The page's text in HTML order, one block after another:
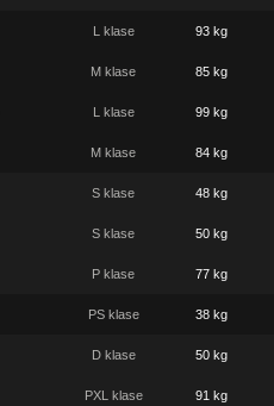
L klase 93 kg
M klase 85 kg
L klase 99 kg
M klase 84 kg
S klase 48 kg
S klase 50 kg
P klase 77 kg
PS klase 38 kg
D klase 50 kg
PXL klase 91 kg